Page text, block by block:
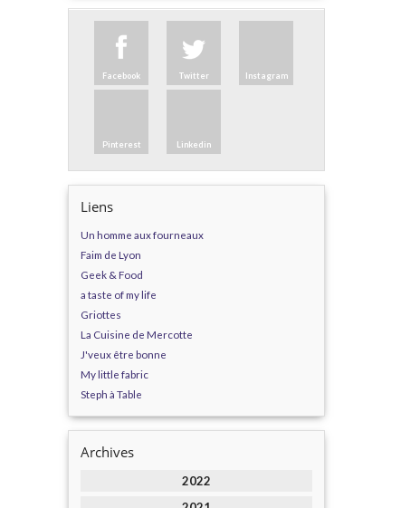
Facebook Twitter Instagram
Pinterest Linkedin
Liens
Un homme aux fourneaux
Faim de Lyon
Geek & Food
a taste of my life
Griottes
La Cuisine de Mercotte
J'veux être bonne
My little fabric
Steph à Table
Archives
2022